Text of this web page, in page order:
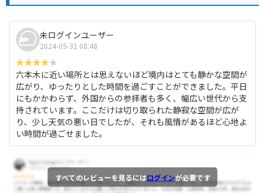
未ログインユーザー
2024-05-31 08:48
六本木に近い場所とは思えないほど境内はとても静かな空間が
広がり、ゆったりとした時間を過ごすことができました。平日
にもかかわらず、外国からの参拝者も多く、幅広い世代から支
持されています。ここだけは切り取られた静寂な空間が広が
り、少し天気の悪い日でしたが、それも風情があるほど心地よ
い時間が過ごせました。
すべてのレビューを見るにはログインが必要です